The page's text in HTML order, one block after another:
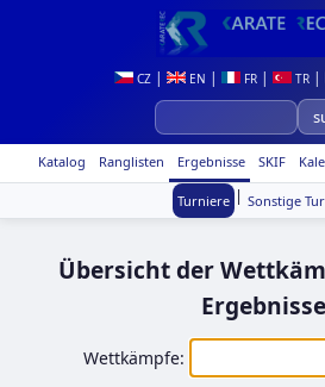
CZ| EN | FR| TR|
Katalog Ranglisten Ergebnisse SKIF
Turniere | Sonstige
Übersicht der
Wettkämpfe: